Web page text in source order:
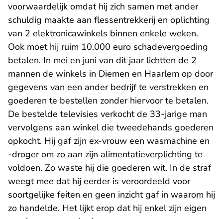
voorwaardelijk omdat hij zich samen met ander
schuldig maakte aan flessentrekkerij en oplichting
van 2 elektronicawinkels binnen enkele weken.
Ook moet hij ruim 10.000 euro schadevergoeding
betalen. In mei en juni van dit jaar lichtten de 2
mannen de winkels in Diemen en Haarlem op door
gegevens van een ander bedrijf te verstrekken en
goederen te bestellen zonder hiervoor te betalen.
De bestelde televisies verkocht de 33-jarige man
vervolgens aan winkel die tweedehands goederen
opkocht. Hij gaf zijn ex-vrouw een wasmachine en
-droger om zo aan zijn alimentatieverplichting te
voldoen. Zo waste hij die goederen wit. In de straf
weegt mee dat hij eerder is veroordeeld voor
soortgelijke feiten en geen inzicht gaf in waarom hij
zo handelde. Het lijkt erop dat hij enkel zijn eigen